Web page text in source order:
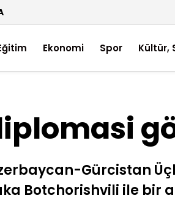
Ekonomi Spor Kültür,
Gürcistan
Botchorishvili ile bir